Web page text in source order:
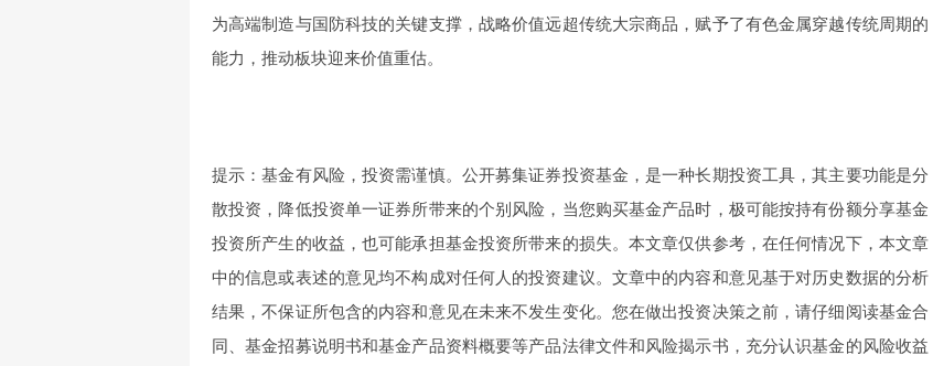
为高端制造与国防科技的关键支撑，战略价值远超传统大宗商品，赋予了有色金属穿越传统周期的
能力，推动板块迎来价值重估。
提示：基金有风险，投资需谨慎。公开募集证券投资基金，是一种长期投资工具，其主要功能是分
散投资，降低投资单一证券所带来的个别风险，当您购买基金产品时，极可能按持有份额分享基金
投资所产生的收益，也可能承担基金投资所带来的损失。本文章仅供参考，在任何情况下，本文章
中的信息或表述的意见均不构成对任何人的投资建议。文章中的内容和意见基于对历史数据的分析
结果，不保证所包含的内容和意见在未来不发生变化。您在做出投资决策之前，请仔细阅读基金合
同、基金招募说明书和基金产品资料概要等产品法律文件和风险揭示书，充分认识基金的风险收益